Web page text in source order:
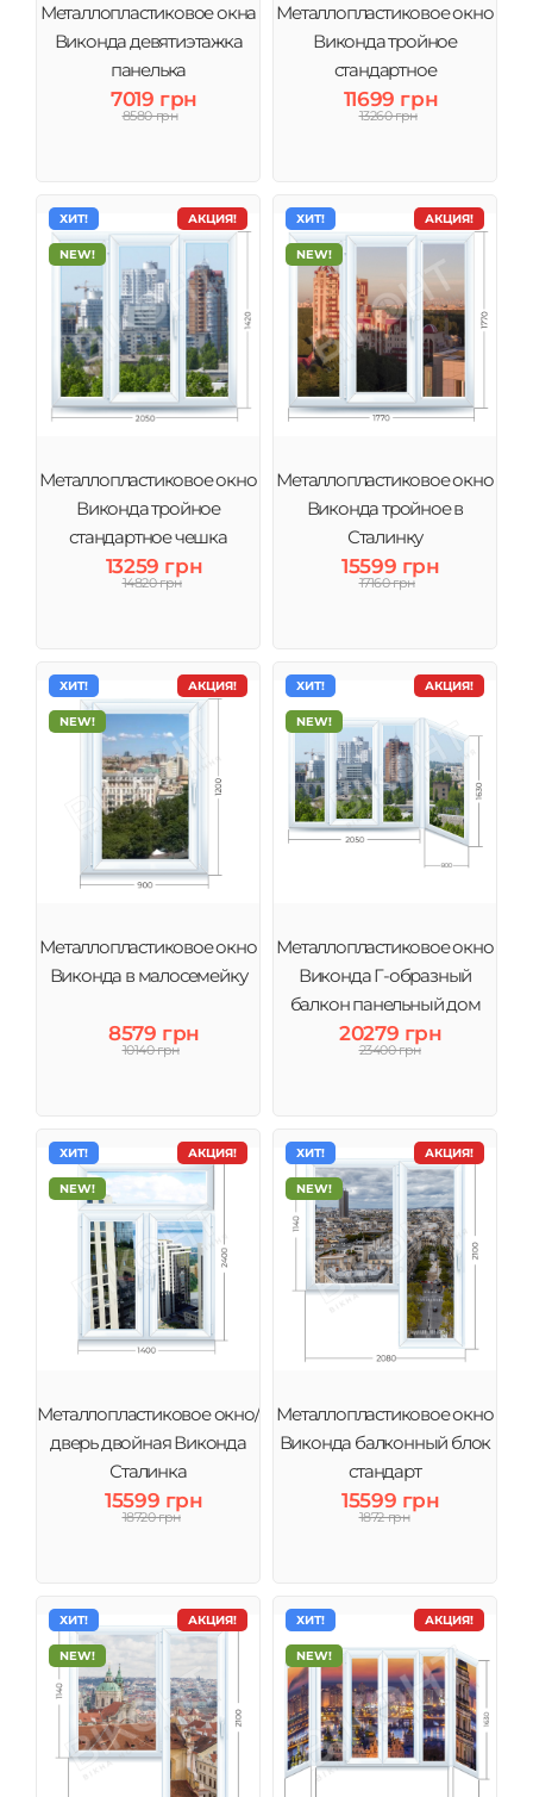
Металлопластиковое окна
Виконда девятиэтажка
панелька
7019 грн
8580 грн
Металлопластиковое окно
Виконда тройное
стандартное
11699 грн
13260 грн
АКЦИЯ!
ХИТ!
NEW!
Металлопластиковое окно
Виконда тройное
стандартное чешка
13259 грн
14820 грн
АКЦИЯ!
ХИТ!
NEW!
Металлопластиковое окно
Виконда тройное в
Сталинку
15599 грн
17160 грн
АКЦИЯ!
ХИТ!
NEW!
Металлопластиковое окно
Виконда в малосемейку
8579 грн
10140 грн
АКЦИЯ!
ХИТ!
NEW!
Металлопластиковое окно
Виконда Г-образный
балкон панельный дом
20279 грн
23400 грн
АКЦИЯ!
ХИТ!
NEW!
Металлопластиковое окно/
дверь двойная Виконда
Сталинка
15599 грн
18720 грн
АКЦИЯ!
ХИТ!
NEW!
Металлопластиковое окно
Виконда балконный блок
стандарт
15599 грн
1872 грн
АКЦИЯ!
ХИТ!
NEW!
АКЦИЯ!
ХИТ!
NEW!